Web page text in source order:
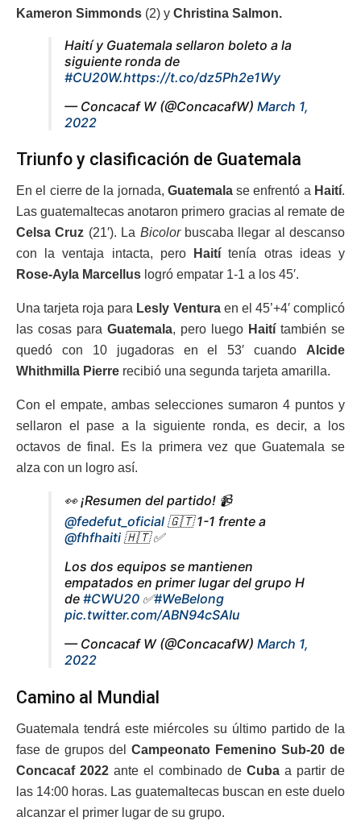
Kameron Simmonds (2) y Christina Salmon.
Haití y Guatemala sellaron boleto a la
siguiente ronda de
#CU20W.https://t.co/dz5Ph2e1Wy
— Concacaf W (@ConcacafW) March 1,
2022
Triunfo y clasificación de Guatemala
En el cierre de la jornada, Guatemalase enfrentó a Haití.
Las guatemaltecas anotaron primero gracias al remate de
Celsa Cruz (21′). La Bicolorbuscaba llegar al descanso
con la ventaja intacta, pero
Haití tenía otras ideas y
Rose-Ayla Marcellus logró empatar 1-1 a los 45′.
Una tarjeta roja para Lesly Venturaen el 45’+4′ complicó
las cosas para Guatemala, pero luego Haití también se
quedó con 10 jugadoras en el 53′ cuando Alcide
Whithmilla Pierre recibió una segunda tarjeta amarilla.
Con el empate, ambas selecciones sumaron 4 puntos y
sellaron el pase a la siguiente ronda, es decir, a los
octavos de final. Es la primera vez que Guatemala se
alza con un logro así.
👀 ¡Resumen del partido! 📹
@fedefut_oficial 🇬🇹 1-1 frente a
@fhfhaiti 🇭🇹 ✅
Los dos equipos se mantienen
empatados en primer lugar del grupo H
de #CWU20 ✅#WeBelong
pic.twitter.com/ABN94cSAIu
— Concacaf W (@ConcacafW) March 1,
2022
Camino al Mundial
Guatemala tendrá este miércoles su último partido de la
fase de grupos del Campeonato Femenino Sub-20 de
Concacaf 2022 ante el combinado de Cuba a partir de
las 14:00 horas. Las guatemaltecas buscan en este duelo
alcanzar el primer lugar de su grupo.